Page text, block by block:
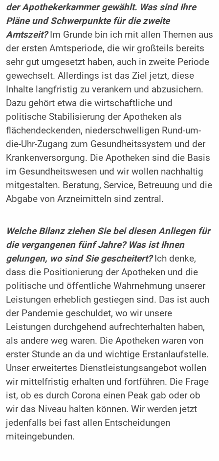
der Apothekerkammer gewählt. Was sind Ihre
Pläne und Schwerpunkte für die zweite
Amtszeit?Im Grunde bin ich mit allen Themen aus
der ersten Amtsperiode, die wir großteils bereits
sehr gut umgesetzt haben, auch in zweite Periode
gewechselt. Allerdings ist das Ziel jetzt, diese
Inhalte langfristig zu verankern und abzusichern.
Dazu gehört etwa die wirtschaftliche und
politische Stabilisierung der Apotheken als
flächendeckenden, niederschwelligen Rund-um-
die-Uhr-Zugang zum Gesundheitssystem und der
Krankenversorgung. Die Apotheken sind die Basis
im Gesundheitswesen und wir wollen nachhaltig
mitgestalten. Beratung, Service, Betreuung und die
Abgabe von Arzneimitteln sind zentral.
Welche Bilanz ziehen Sie bei diesen Anliegen für
die vergangenen fünf Jahre? Was ist Ihnen
gelungen, wo sind Sie gescheitert? Ich denke,
dass die Positionierung der Apotheken und die
politische und öffentliche Wahrnehmung unserer
Leistungen erheblich gestiegen sind. Das ist auch
der Pandemie geschuldet, wo wir unsere
Leistungen durchgehend aufrechterhalten haben,
als andere weg waren. Die Apotheken waren von
erster Stunde an da und wichtige Erstanlaufstelle.
Unser erweitertes Dienstleistungsangebot wollen
wir mittelfristig erhalten und fortführen. Die Frage
ist, ob es durch Corona einen Peak gab oder ob
wir das Niveau halten können. Wir werden jetzt
jedenfalls bei fast allen Entscheidungen
miteingebunden.